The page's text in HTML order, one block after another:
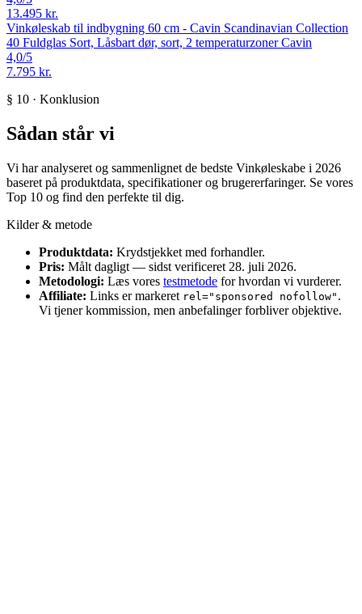
13.495 kr.
Vinkøleskab til indbygning 60 cm - Cavin Scandinavian Collection
40 Fuldglas Sort, Låsbart dør, sort, 2 temperaturzoner Cavin
4,0/5
7.795 kr.
§ 10 · Konklusion
Sådan står vi
Vi har analyseret og sammenlignet de bedste Vinkøleskabe i 2026
baseret på produktdata, specifikationer og brugererfaringer. Se vores
Top 10 og find den perfekte til dig.
Kilder & metode
Produktdata: Krydstjekket med forhandler.
Pris: Målt dagligt — sidst verificeret 28. juli 2026.
Metodologi: Læs vores testmetode for hvordan vi vurderer.
Affiliate: Links er markeret rel="sponsored nofollow" .
Vi tjener kommission, men anbefalinger forbliver objektive.